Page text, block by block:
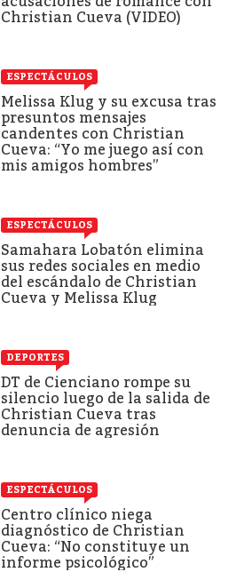
Christian Cueva (VIDEO)
ESPECTÁCULOS
Melissa Klug y su excusa tras
presuntos mensajes
candentes con Christian
Cueva: “Yo me juego así con
mis amigos hombres”
ESPECTÁCULOS
Samahara Lobatón elimina
sus redes sociales en medio
del escándalo de Christian
Cueva y Melissa Klug
DEPORTES
DT de Cienciano rompe su
silencio luego de la salida de
Christian Cueva tras
denuncia de agresión
ESPECTÁCULOS
Centro clínico niega
diagnóstico de Christian
Cueva: “No constituye un
informe psicológico”